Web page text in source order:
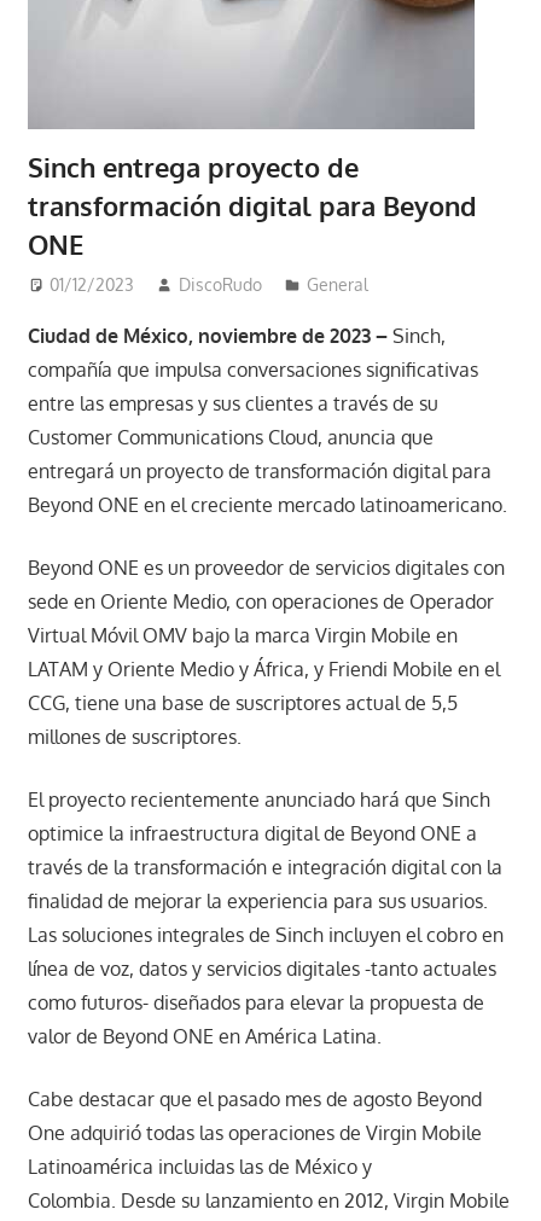
Sinch entrega proyecto de
transformación digital para Beyond
ONE
01/12/2023 DiscoRudo General
Ciudad de México, noviembre de 2023 –Sinch,
compañía que impulsa conversaciones significativas
entre las empresas y sus clientes a través de su
Customer Communications Cloud, anuncia que
entregará un proyecto de transformación digital para
Beyond ONE en el creciente mercado latinoamericano.
Beyond ONE es un proveedor de servicios digitales con
sede en Oriente Medio, con operaciones de Operador
Virtual Móvil OMV bajo la marca Virgin Mobile en
LATAM y Oriente Medio y África, y Friendi Mobile en el
CCG, tiene una base de suscriptores actual de 5,5
millones de suscriptores.
El proyecto recientemente anunciado hará que Sinch
optimice la infraestructura digital de Beyond ONE a
través de la transformación e integración digital con la
finalidad de mejorar la experiencia para sus usuarios.
Las soluciones integrales de Sinch incluyen el cobro en
línea de voz, datos y servicios digitales -tanto actuales
como futuros- diseñados para elevar la propuesta de
valor de Beyond ONE en América Latina.
Cabe destacar que el pasado mes de agosto Beyond
One adquirió todas las operaciones de Virgin Mobile
Latinoamérica incluidas las de México y
Colombia. Desde su lanzamiento en 2012, Virgin Mobile